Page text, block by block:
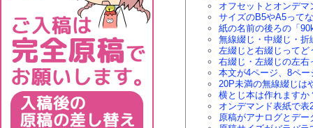
オフセットとオンデ
サイズのB5やA5って
紙の名前の後ろの「
無線綴じ・中綴じ・折
左綴じと右綴じってど
右綴じ・左綴じの左
本文が4ページ、8ペ
20P未満の無線綴じは
横とじ本は作れますか
オンデマンド表紙で
原稿がアナログとデ